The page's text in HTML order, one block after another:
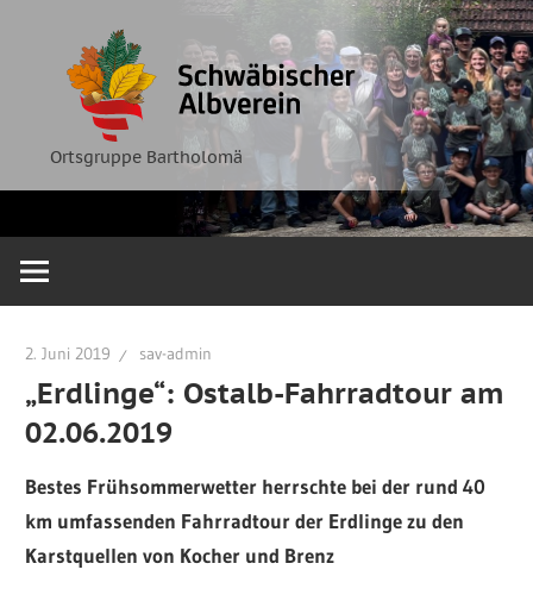
springen
Ortsgruppe Bartholomä
Albverein
Ortsgruppe
Bartholomä
2. Juni 2019 sav-admin
„Erdlinge“: Ostalb-Fahrradtour am
02.06.2019
Bestes Frühsommerwetter herrschte bei der rund 40
km umfassenden Fahrradtour der Erdlinge zu den
Karstquellen von Kocher und Brenz